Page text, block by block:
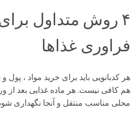
۴ روش متداول
فراوری غذاها
هر کدبانویی باید برای خرید مواد ، پول
هم کافی نیست. هر ماده غذایی بعد از
محلی مناسب منتقل و آنجا نگهداری